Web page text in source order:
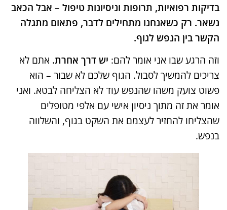
בדיקות רפואיות, תרופות וניסיונות טיפול – אבל הכאב
נשאר. רק כשאנחנו מתחילים לדבר, פתאום מתגלה
הקשר בין הנפש לגוף.
וזה הרגע שבו אני אומר להם: יש דרך אחרת. אתם לא
צריכים להמשיך לסבול. הגוף שלכם לא שבור – הוא
פשוט צועק משהו שהנפש עוד לא הצליחה לבטא. ואני
אומר את זה מתוך ניסיון אישי עם אלפי מטופלים
שהצליחו להחזיר לעצמם את השקט בגוף, והשלווה
בנפש.